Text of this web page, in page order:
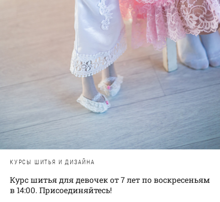
КУРСЫ ШИТЬЯ И ДИЗАЙНА
Курс шитья для девочек от 7 лет по воскресеньям
в 14:00. Присоединяйтесь!